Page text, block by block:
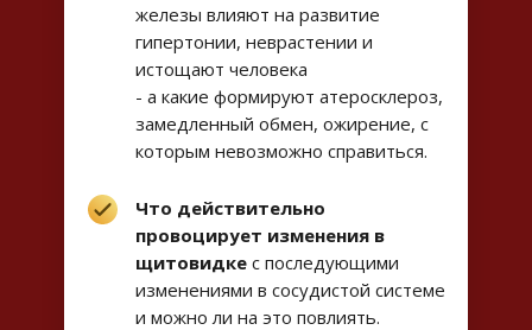
железы влияют на развитие
гипертонии, неврастении и
истощают человека
- а какие формируют атеросклероз,
замедленный обмен, ожирение, с
которым невозможно справиться.
Что действительно
провоцирует изменения в
щитовидке с последующими
изменениями в сосудистой системе
и можно ли на это повлиять.